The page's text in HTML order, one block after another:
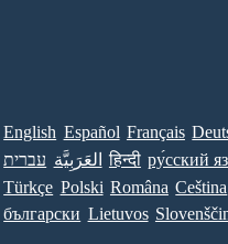
English Español Français
עברית العَرَبِيَّة हिन्दी ру́сский
Türkçe Polski Româna Ceština
български Lietuvos